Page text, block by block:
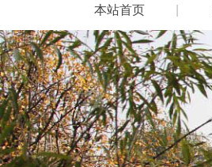
本站首页